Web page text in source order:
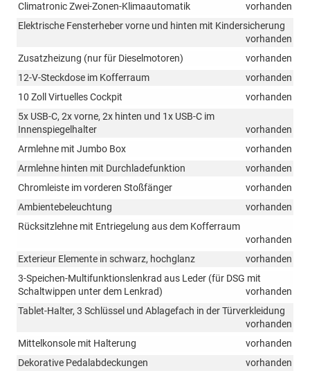
Climatronic Zwei-Zonen-Klimaautomatik
vorhanden
Elektrische Fensterheber vorne und hinten mit Kindersicherung
vorhanden
Zusatzheizung (nur für Dieselmotoren)
vorhanden
12-V-Steckdose im Kofferraum
vorhanden
10 Zoll Virtuelles Cockpit
vorhanden
5x USB-C, 2x vorne, 2x hinten und 1x USB-C im
Innenspiegelhalter
vorhanden
Armlehne mit Jumbo Box
vorhanden
Armlehne hinten mit Durchladefunktion
vorhanden
Chromleiste im vorderen Stoßfänger
vorhanden
Ambientebeleuchtung
vorhanden
Rücksitzlehne mit Entriegelung aus dem Kofferraum
vorhanden
Exterieur Elemente in schwarz, hochglanz
vorhanden
3-Speichen-Multifunktionslenkrad aus Leder (für DSG mit
Schaltwippen unter dem Lenkrad)
vorhanden
Tablet-Halter, 3 Schlüssel und Ablagefach in der Türverkleidung
vorhanden
Mittelkonsole mit Halterung
vorhanden
Dekorative Pedalabdeckungen
vorhanden